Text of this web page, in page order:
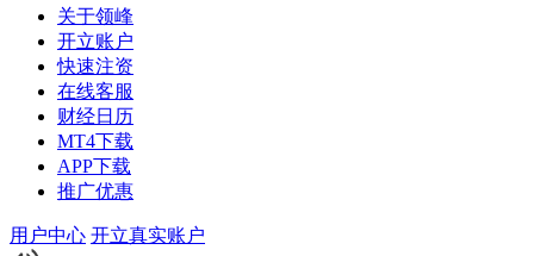
关于领峰
开立账户
快速注资
在线客服
财经日历
MT4下载
APP下载
推广优惠
用户中心 开立真实账户